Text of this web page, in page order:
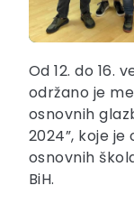
Od 12. do 16.
održano je
osnovnih
2024”, koje
osnovnih
BiH.